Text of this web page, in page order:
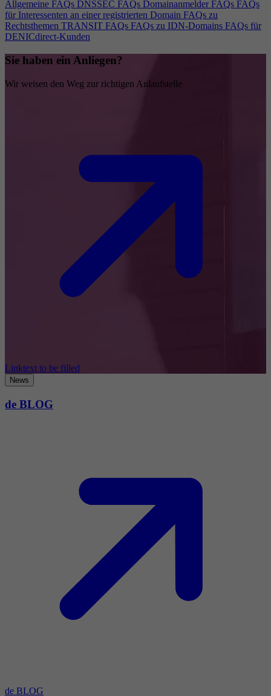
Allgemeine FAQs DNSSEC FAQs Domainanmelder FAQs FAQs
für Interessenten an einer registrierten Domain FAQs zu
Rechtsthemen TRANSIT FAQs FAQs zu IDN-Domains FAQs für
DENICdirect-Kunden
Sie haben ein Anliegen?
Wir weisen den Weg zur richtigen Anlaufstelle
Linktext to be filled
News
de BLOG
de BLOG